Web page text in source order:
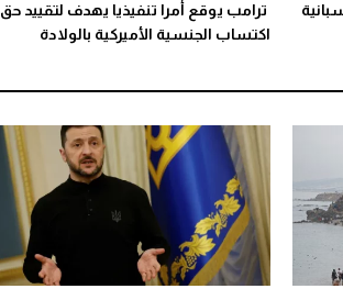
ترامب يوقع أمرا تنفيذيا يهدف لتقييد حق
اكتساب الجنسية الأميركية بالولادة